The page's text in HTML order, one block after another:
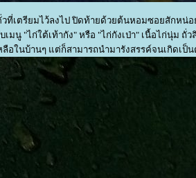
เตรียมไว้ลงไป ปิดท้ายด้วยต้นหอมซอยสักหน่อ
เมนู "ไก่ใต้เท้ากัง" หรือ "ไก่กังเป่า" เนื้อไก่นุ่
อในบ้านๆ แต่ก็สามารถนำมารังสรรค์จนเกิดเ